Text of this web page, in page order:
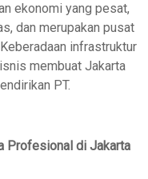
ekonomi yang pesat,
dan merupakan pusat
infrastruktur
membuat Jakarta
PT.
Profesional di Jakarta